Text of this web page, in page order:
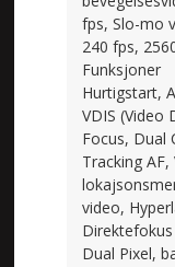
fps, Slo-mo
240 fps,
Funksjoner
Hurtigstart,
VDIS (Video
Focus, Dual
Tracking
video,
Dual Pixel,